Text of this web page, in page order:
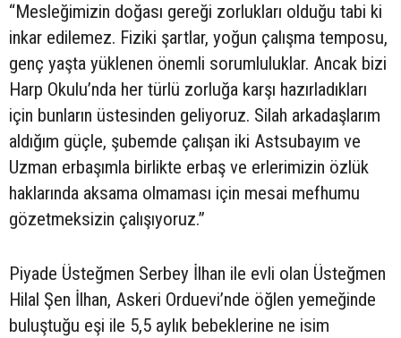
“Mesleğimizin doğası gereği zorlukları olduğu tabi ki
inkar edilemez. Fiziki şartlar, yoğun çalışma temposu,
genç yaşta yüklenen önemli sorumluluklar. Ancak bizi
Harp Okulu’nda her türlü zorluğa karşı hazırladıkları
için bunların üstesinden geliyoruz. Silah arkadaşlarım
aldığım güçle, şubemde çalışan iki Astsubayım ve
Uzman erbaşımla birlikte erbaş ve erlerimizin özlük
haklarında aksama olmaması için mesai mefhumu
gözetmeksizin çalışıyoruz.”
Piyade Üsteğmen Serbey İlhan ile evli olan Üsteğmen
Hilal Şen İlhan, Askeri Orduevi’nde öğlen yemeğinde
buluştuğu eşi ile 5,5 aylık bebeklerine ne isim